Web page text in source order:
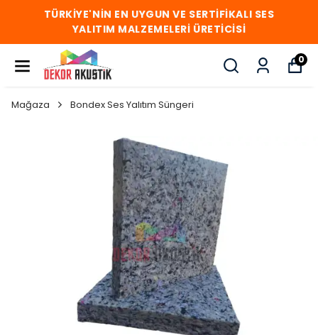
TÜRKİYE'NİN EN UYGUN VE SERTİFİKALI SES
YALITIM MALZEMELERİ ÜRETİCİSİ
0
Mağaza Bondex Ses Yalıtım Süngeri